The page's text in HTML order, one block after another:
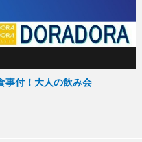
事付！大人の飲み会